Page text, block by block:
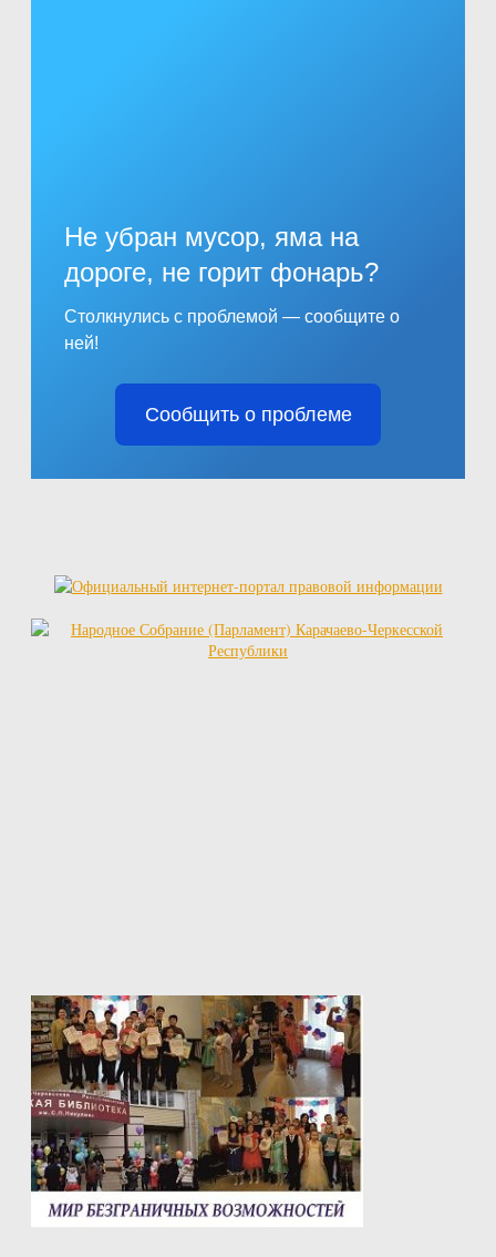
Не убран мусор, яма на
дороге, не горит фонарь?
Столкнулись с проблемой — сообщите о
ней!
Сообщить о проблеме